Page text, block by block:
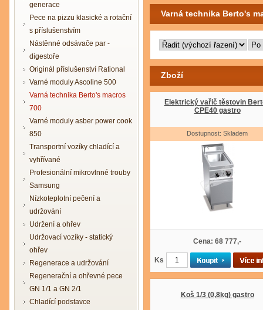
generace
Pece na pizzu klasické a rotační
s příslušenstvím
Nástěnné odsávače par -
digestoře
Originál příslušenství Rational
Varné moduly Ascoline 500
Varná technika Berto's macros
700
Varné moduly asber power cook
850
Transportní vozíky chladící a
vyhřívané
Profesionální mikrovlnné trouby
Samsung
Nízkoteplotní pečení a
udržování
Udržení a ohřev
Udržovací vozíky - statický
ohřev
Regenerace a udržování
Regenerační a ohřevné pece
GN 1/1 a GN 2/1
Chladící podstavce
Varná technika Berto's
Zboží
Elektrický vařič těstovin
CPE40 gastro
Dostupnost: Skladem
Cena: 68 777,-
Ks
Koš 1/3 (0,8kg) gastro